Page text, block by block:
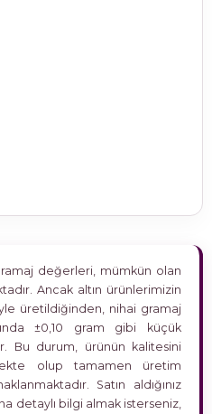
değerleri, mümkün olan
Ancak altın ürünlerimizin
üretildiğinden, nihai gramaj
±0,10 gram gibi küçük
Bu durum, ürünün kalitesini
olup tamamen üretim
Satın aldığınız
detaylı bilgi almak isterseniz,